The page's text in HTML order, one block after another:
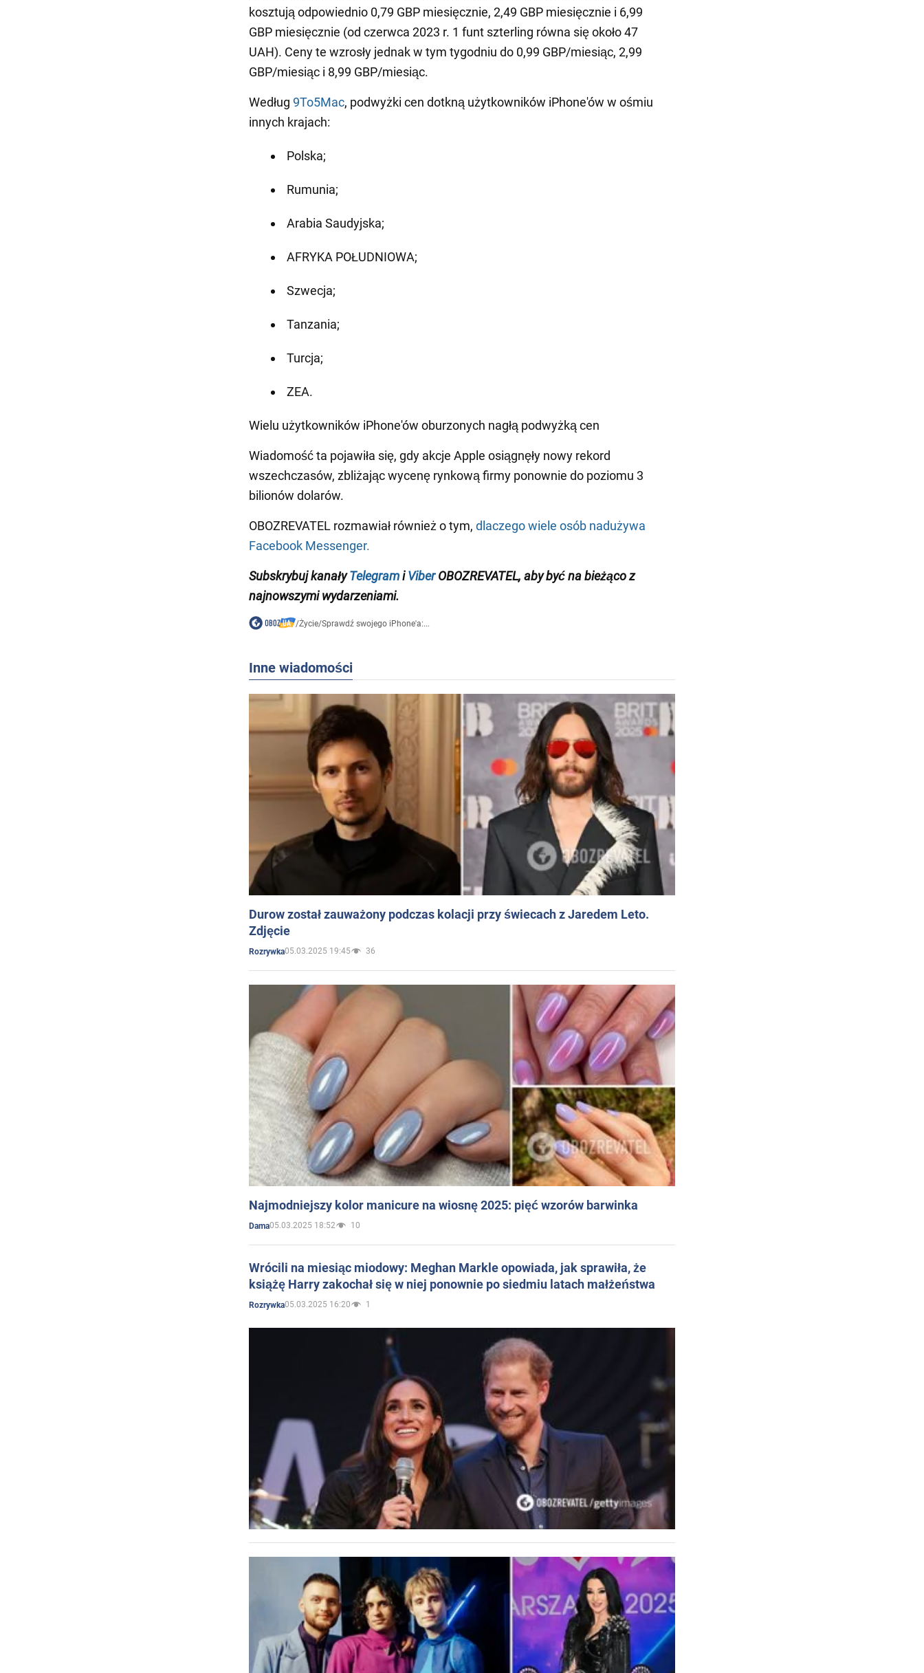
kosztują odpowiednio 0,79 GBP miesięcznie, 2,49 GBP miesięcznie i 6,99
GBP miesięcznie (od czerwca 2023 r. 1 funt szterling równa się około 47
UAH). Ceny te wzrosły jednak w tym tygodniu do 0,99 GBP/miesiąc, 2,99
GBP/miesiąc i 8,99 GBP/miesiąc.
Według 9To5Mac, podwyżki cen dotkną użytkowników iPhone'ów w ośmiu
innych krajach:
Polska;
Rumunia;
Arabia Saudyjska;
AFRYKA POŁUDNIOWA;
Szwecja;
Tanzania;
Turcja;
ZEA.
Wielu użytkowników iPhone'ów oburzonych nagłą podwyżką cen
Wiadomość ta pojawiła się, gdy akcje Apple osiągnęły nowy rekord
wszechczasów, zbliżając wycenę rynkową firmy ponownie do poziomu 3
bilionów dolarów.
OBOZREVATEL rozmawiał również o tym, dlaczego wiele osób nadużywa
Facebook Messenger.
Subskrybuj kanałyTelegramiViberOBOZREVATEL, aby być na bieżąco z
najnowszymi wydarzeniami.
/Życie/Sprawdź swojego iPhone'a:...
Inne wiadomości
Durow został zauważony podczas kolacji przy świecach z Jaredem Leto.
Zdjęcie
Rozrywka05.03.2025 19:45 36
Najmodniejszy kolor manicure na wiosnę 2025: pięć wzorów barwinka
Dama05.03.2025 18:52 10
Wrócili na miesiąc miodowy: Meghan Markle opowiada, jak sprawiła, że
książę Harry zakochał się w niej ponownie po siedmiu latach małżeństwa
Rozrywka05.03.2025 16:20 1